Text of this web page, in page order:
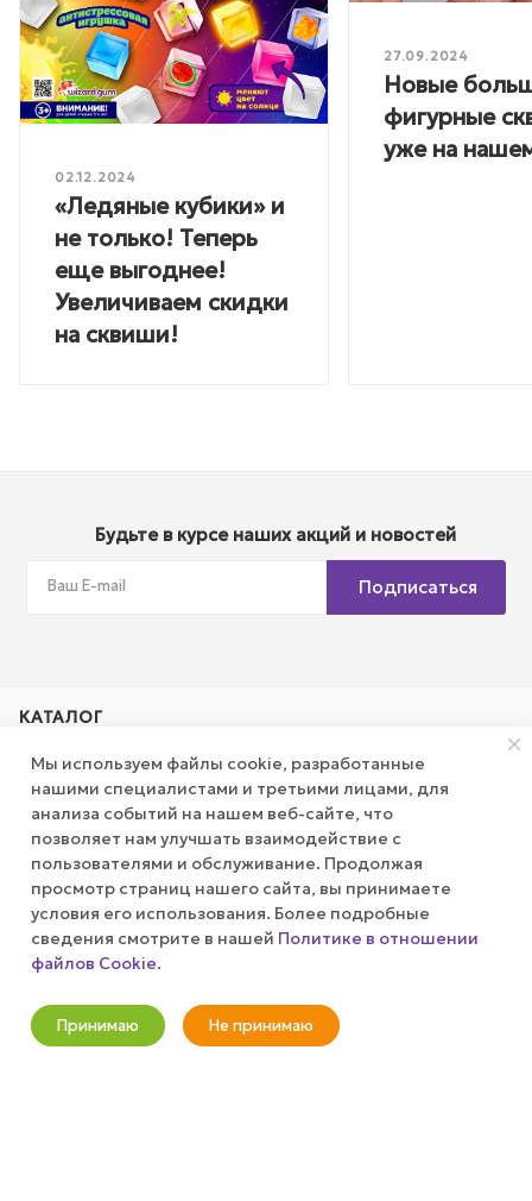
02.12.2024
«Ледяные кубики» и
не только! Теперь
еще выгоднее!
Увеличиваем скидки
на сквиши!
27.09.2024
Новые
фигурные
уже на
Будьте в курсе наших акций и новостей
Подписаться
КАТАЛОГ
КОМПАНИЯ
ПУБЛИЧНАЯ ОФЕРТА
КАК СДЕЛАТЬ ЗАКАЗ?
+7 (800) 100-37-51
Мы используем файлы cookie, разработанные
нашими специалистами и третьими лицами, для
анализа событий на нашем веб-сайте, что
позволяет нам улучшать взаимодействие с
пользователями и обслуживание. Продолжая
просмотр страниц нашего сайта, вы принимаете
условия его использования. Более подробные
сведения смотрите в нашей Политике в отношении
файлов Cookie.
Принимаю Не принимаю